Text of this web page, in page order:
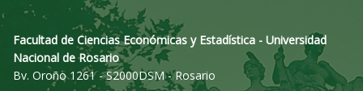
Facultad de Ciencias Económicas y Estadística - Universidad
Nacional de Rosario
Bv. Oroño 1261 - S2000DSM - Rosario